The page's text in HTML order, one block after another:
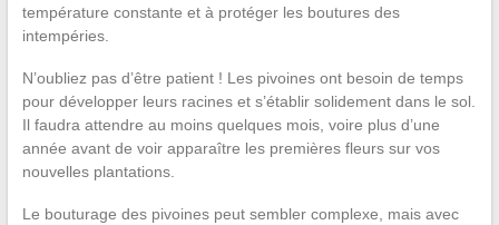
température constante et à protéger les boutures des
intempéries.
N’oubliez pas d’être patient ! Les pivoines ont besoin de temps
pour développer leurs racines et s’établir solidement dans le sol.
Il faudra attendre au moins quelques mois, voire plus d’une
année avant de voir apparaître les premières fleurs sur vos
nouvelles plantations.
Le bouturage des pivoines peut sembler complexe, mais avec